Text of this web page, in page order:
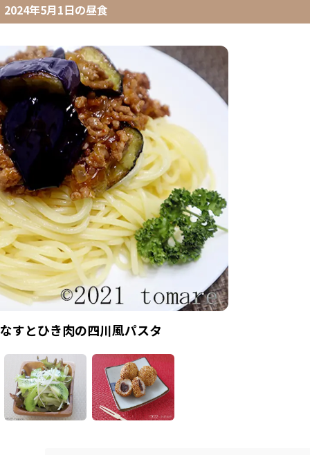
2024年5月1日の昼食
なすとひき肉の四川風パスタ